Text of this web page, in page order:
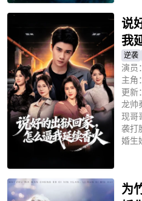
说
我
逆袭
演员：
主角：
更新：
龙帅
现哥
袭打
婚生
为